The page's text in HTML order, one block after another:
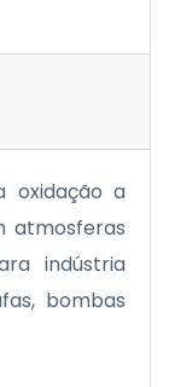
oxidação a
atmosferas
indústria
bombas